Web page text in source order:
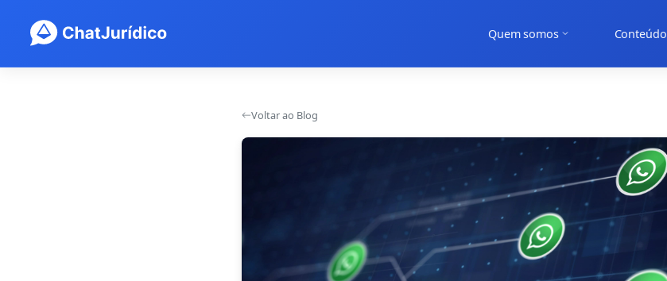
Quem somos Conteúdo
Voltar ao Blog